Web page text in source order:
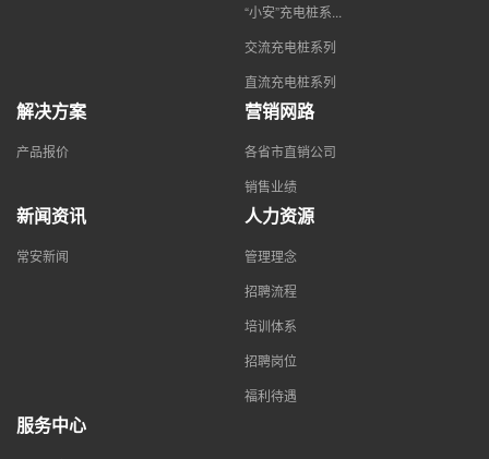
“小安”充电桩系...
交流充电桩系列
直流充电桩系列
解决方案
产品报价
营销网路
各省市直销公司
销售业绩
新闻资讯
常安新闻
人力资源
管理理念
招聘流程
培训体系
招聘岗位
福利待遇
服务中心